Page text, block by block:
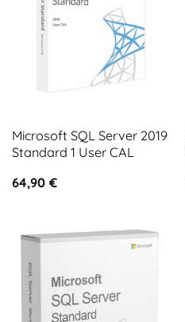
Microsoft SQL Server 2019
Standard 1 User CAL
64,90 €